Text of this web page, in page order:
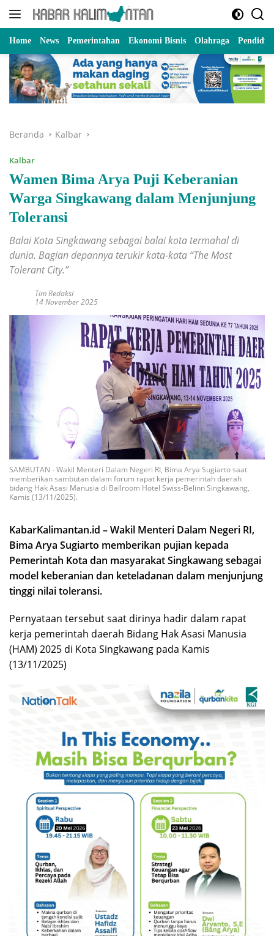
Langsung
Home News Pemerintahan Ekonomi Bisnis Olahraga
Beranda Kalbar
Kalbar
Wamen Bima Arya Puji Keberanian
Warga Singkawang dalam Menjunjung
Toleransi
Balai Kota Singkawang sebagai balai kota termahal di
dunia. Bagian depannya terukir kata-kata “The Most
Tolerant City.”
Tim Redaksi
14 November 2025
SAMBUTAN - Wakil Menteri Dalam Negeri RI, Bima Arya Sugiarto saat
memberikan sambutan dalam forum rapat kerja pemerintah daerah
bidang Hak Asasi Manusia di Ballroom Hotel Swiss-Belinn Singkawang,
Kamis (13/11/2025).
KabarKalimantan.id – Wakil Menteri Dalam Negeri RI,
Bima Arya Sugiarto memberikan pujian kepada
Pemerintah Kota dan masyarakat Singkawang sebagai
model keberanian dan keteladanan dalam menjunjung
tinggi nilai toleransi.
Pernyataan tersebut saat dirinya hadir dalam rapat
kerja pemerintah daerah Bidang Hak Asasi Manusia
(HAM) 2025 di Kota Singkawang pada Kamis
(13/11/2025)